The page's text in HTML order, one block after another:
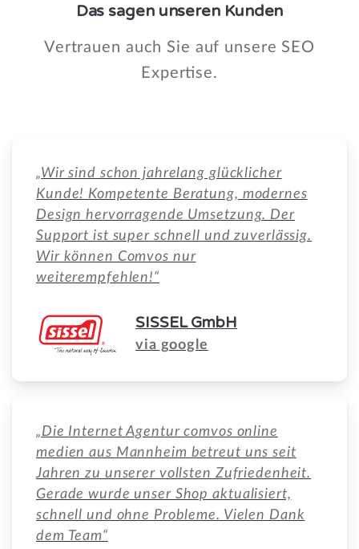
Das sagen unseren Kunden
Vertrauen auch Sie auf unsere SEO
Expertise.
„Wir sind schon jahrelang glücklicher
Kunde! Kompetente Beratung, modernes
Design hervorragende Umsetzung. Der
Support ist super schnell und zuverlässig.
Wir können Comvos nur
weiterempfehlen!“
SISSEL GmbH
via google
„Die Internet Agentur comvos online
medien aus Mannheim betreut uns seit
Jahren zu unserer vollsten Zufriedenheit.
Gerade wurde unser Shop aktualisiert,
schnell und ohne Probleme. Vielen Dank
dem Team“